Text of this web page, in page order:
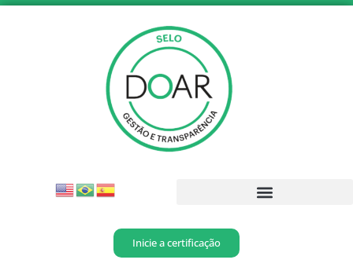
Inicie a certificação